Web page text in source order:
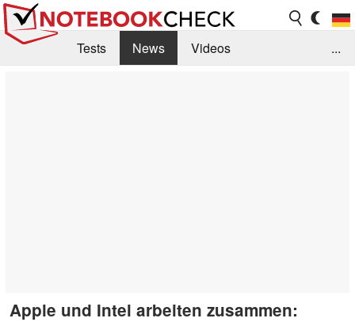
Tests News
Videos
...
Apple und Intel arbeiten zusammen: